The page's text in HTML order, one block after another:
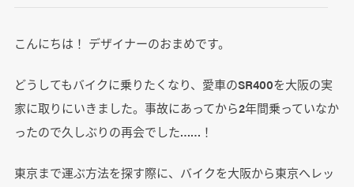
こんにちは！ デザイナーのおまめです。
どうしてもバイクに乗りたくなり、愛車のSR400を大阪の実
家に取りにいきました。事故にあってから2年間乗っていなか
ったので久しぶりの再会でした……！
東京まで運ぶ方法を探す際に、バイクを大阪から東京へレッ